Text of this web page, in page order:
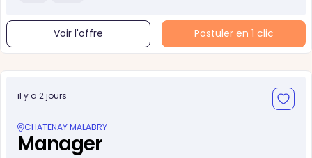
Voir l'offre Postuler en 1 clic
il y a 2 jours
CHATENAY MALABRY
Manager